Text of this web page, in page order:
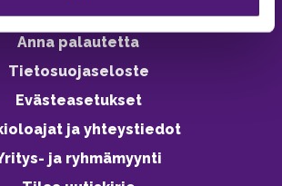
Avoimet työpaikat
Anna palautetta
Tietosuojaseloste
Evästeasetukset
ja yhteystiedot
ja ryhmämyynti